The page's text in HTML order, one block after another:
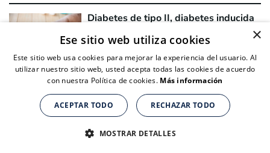
Suplementos nutricionales para personas de + de 40 años
CLICK AQUÍ PARA COMPRAR
Diabetes de tipo II, diabetes inducida
ENFERMEDADES
Enfermedades cardiovasculares y
arterioesclerosis
Suplementos nutricionales para personas de + de 40 años
CLICK AQUÍ PARA COMPRAR
Suplementos nutricionales para personas de + de 40 años
CLICK AQUÍ PARA COMPRAR
×
Ese sitio web utiliza cookies
Este sitio web usa cookies para mejorar la experiencia del usuario. Al
utilizar nuestro sitio web, usted acepta todas las cookies de acuerdo
con nuestra Política de cookies. Más información
ACEPTAR TODO RECHAZAR TODO
MOSTRAR DETALLES